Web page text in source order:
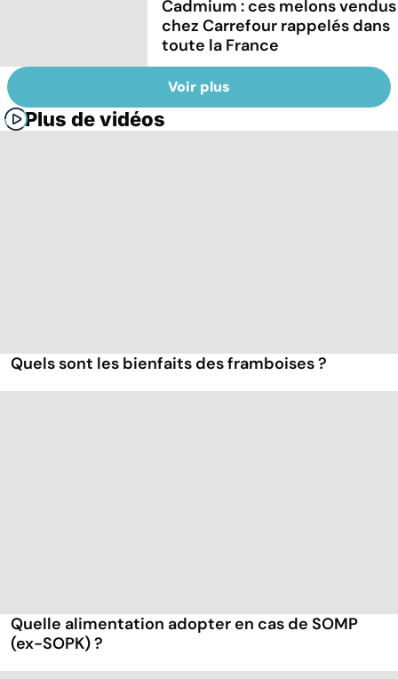
Cadmium : ces melons vendus
chez Carrefour rappelés dans
toute la France
Voir plus
Plus de vidéos
Quels sont les bienfaits des framboises ?
Quelle alimentation adopter en cas de SOMP
(ex-SOPK) ?